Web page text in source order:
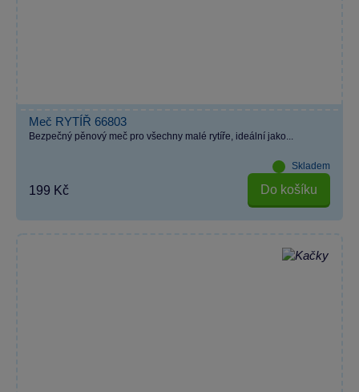
Meč RYTÍŘ 66803
Bezpečný pěnový meč pro všechny malé rytíře, ideální jako...
Skladem
199 Kč Do košíku